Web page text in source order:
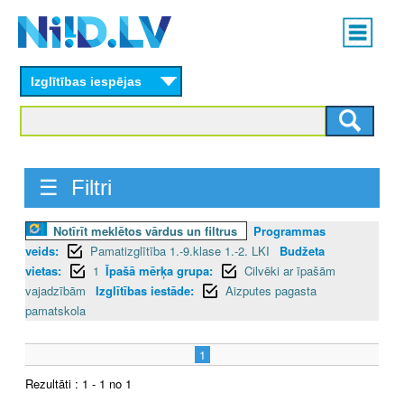
content
Main
menu
Izglītības iespējas
☰ Filtri
Notīrīt meklētos vārdus un filtrus
Programmas
veids:
Pamatizglītība 1.-9.klase 1.-2. LKI
Budžeta
vietas:
1 Īpašā mērķa grupa:
Cilvēki ar īpašām
vajadzībām
Izglītības iestāde:
Aizputes pagasta
pamatskola
1
Rezultāti : 1 - 1 no 1